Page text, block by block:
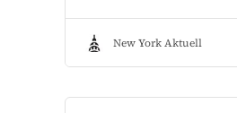
New York Aktuell